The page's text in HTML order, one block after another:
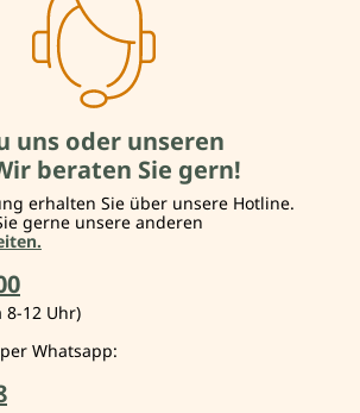
uns oder unseren
beraten Sie gern!
erhalten Sie über unsere Hotline.
gerne unsere anderen
8-12 Uhr)
Whatsapp: